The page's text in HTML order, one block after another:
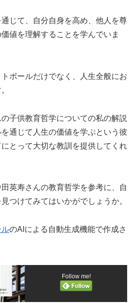
じて、自分自身を高め、他人を尊
値を理解することを学んでいま
ボールだけでなく、人生全般にお
子供教育哲学についての私の解説
通じて人生の価値を学ぶという彼
とって大切な教訓を提供してくれ
英寿さんの教育哲学を参考に、自
つけてみてはいかがでしょうか。
ルのAIによる自動生成機能で作成さ
Follow me!